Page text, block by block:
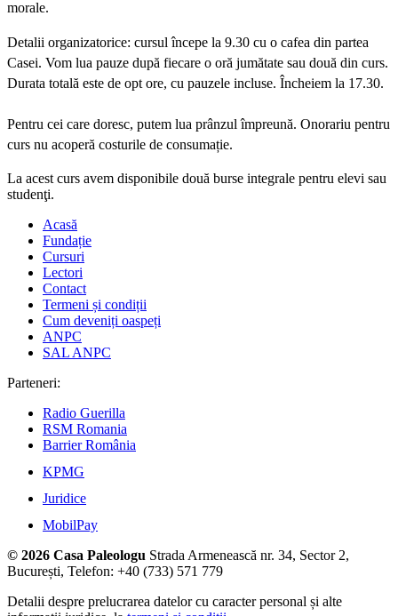
morale.
Detalii organizatorice: cursul începe la 9.30 cu o cafea din partea
Casei. Vom lua pauze după fiecare o oră jumătate sau două din curs.
Durata totală este de opt ore, cu pauzele incluse. Încheiem la 17.30.
Pentru cei care doresc, putem lua prânzul împreună. Onorariu pentru
curs nu acoperă costurile de consumație.
La acest curs avem disponibile două burse integrale pentru elevi sau
studenţi.
Acasă
Fundație
Cursuri
Lectori
Contact
Termeni și condiții
Cum deveniți oaspeți
ANPC
SAL ANPC
Parteneri:
Radio Guerilla
RSM Romania
Barrier România
KPMG
Juridice
MobilPay
© 2026 Casa Paleologu Strada Armenească nr. 34, Sector 2,
București, Telefon: +40 (733) 571 779
Detalii despre prelucrarea datelor cu caracter personal și alte